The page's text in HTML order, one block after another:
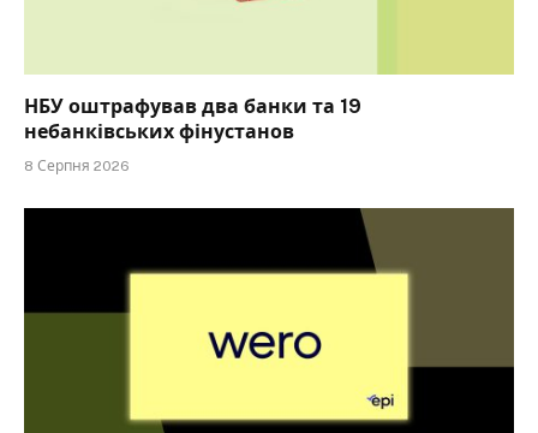
НБУ оштрафував два банки та 19
небанківських фінустанов
8 Серпня 2026